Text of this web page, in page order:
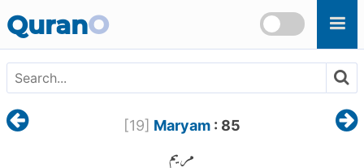
QuranO
[19] Maryam: 85
مريم